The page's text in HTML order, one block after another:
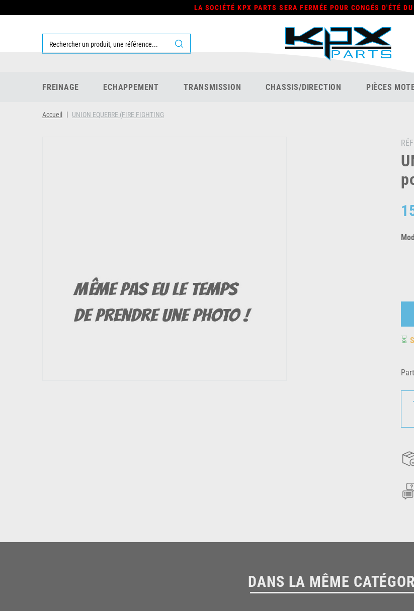
LA SOCIÉTÉ KPX PARTS SERA FERMÉE POUR CONGÉS D'ÉTÉ
FREINAGE ECHAPPEMENT TRANSMISSION CHASSIS/DIRECTION PIÈCES
Accueil UNION EQUERRE (FIRE FIGHTING
⏳
DANS LA MÊME